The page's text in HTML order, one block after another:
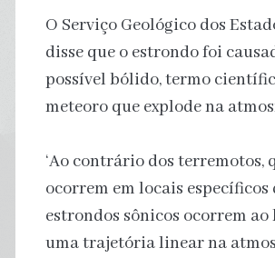
O Serviço Geológico dos
disse que o estrondo foi
possível bólido, termo
meteoro que explode na
‘Ao contrário dos terremotos,
ocorrem em locais específicos
estrondos sônicos ocorrem ao
uma trajetória linear na